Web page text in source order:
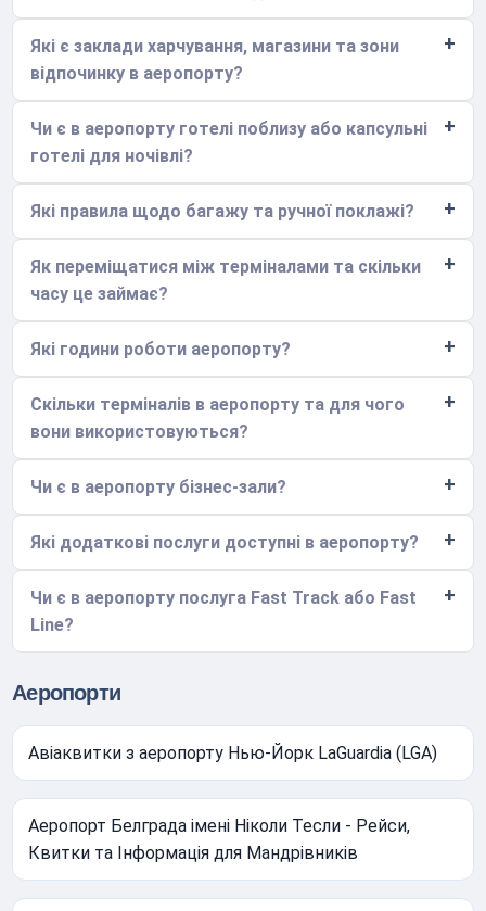
Які є заклади харчування, магазини та зони
відпочинку в аеропорту?
Чи є в аеропорту готелі поблизу або капсульні
готелі для ночівлі?
Які правила щодо багажу та ручної поклажі?
Як переміщатися між терміналами та скільки
часу це займає?
Які години роботи аеропорту?
Скільки терміналів в аеропорту та для чого
вони використовуються?
Чи є в аеропорту бізнес-зали?
Які додаткові послуги доступні в аеропорту?
Чи є в аеропорту послуга Fast Track або Fast
Line?
Аеропорти
Авіаквитки з аеропорту Нью-Йорк LaGuardia (LGA)
Аеропорт Белграда імені Ніколи Тесли - Рейси,
Квитки та Інформація для Мандрівників